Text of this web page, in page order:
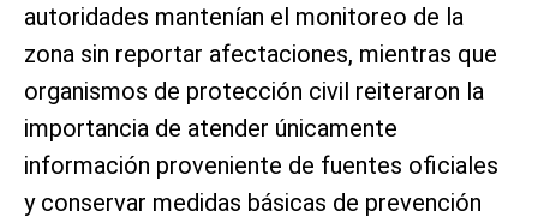
autoridades mantenían el monitoreo de la
zona sin reportar afectaciones, mientras que
organismos de protección civil reiteraron la
importancia de atender únicamente
información proveniente de fuentes oficiales
y conservar medidas básicas de prevención